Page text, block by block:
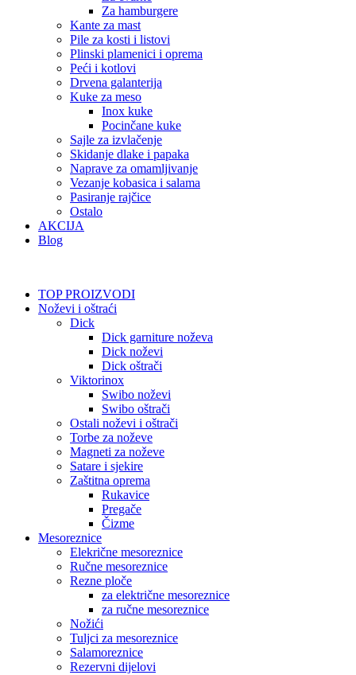
Za hamburgere
Kante za mast
Pile za kosti i listovi
Plinski plamenici i oprema
Peći i kotlovi
Drvena galanterija
Kuke za meso
Inox kuke
Pocinčane kuke
Sajle za izvlačenje
Skidanje dlake i papaka
Naprave za omamljivanje
Vezanje kobasica i salama
Pasiranje rajčice
Ostalo
AKCIJA
Blog
TOP PROIZVODI
Noževi i oštraći
Dick
Dick garniture noževa
Dick noževi
Dick oštrači
Viktorinox
Swibo noževi
Swibo oštrači
Ostali noževi i oštrači
Torbe za noževe
Magneti za noževe
Satare i sjekire
Zaštitna oprema
Rukavice
Pregače
Čizme
Mesoreznice
Elekrične mesoreznice
Ručne mesoreznice
Rezne ploče
za električne mesoreznice
za ručne mesoreznice
Nožići
Tuljci za mesoreznice
Salamoreznice
Rezervni dijelovi